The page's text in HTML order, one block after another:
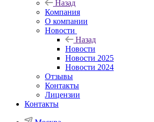
Назад
Компания
О компании
Новости
Назад
Новости
Новости 2025
Новости 2024
Отзывы
Контакты
Лицензии
Контакты